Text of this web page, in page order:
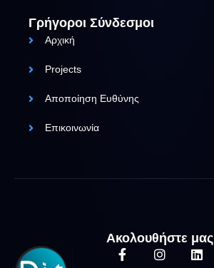
Γρήγοροι Σύνδεσμοι
Αρχική
Projects
Αποποίηση Ευθύνης
Επικοινωνία
Ακολουθήστε μας